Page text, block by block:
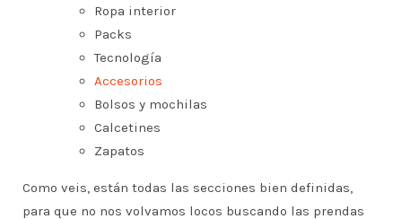
Ropa interior
Packs
Tecnología
Accesorios
Bolsos y mochilas
Calcetines
Zapatos
Como veis, están todas las secciones bien definidas,
para que no nos volvamos locos buscando las prendas